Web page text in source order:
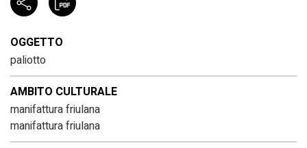
OGGETTO
paliotto
AMBITO CULTURALE
manifattura friulana
manifattura friulana